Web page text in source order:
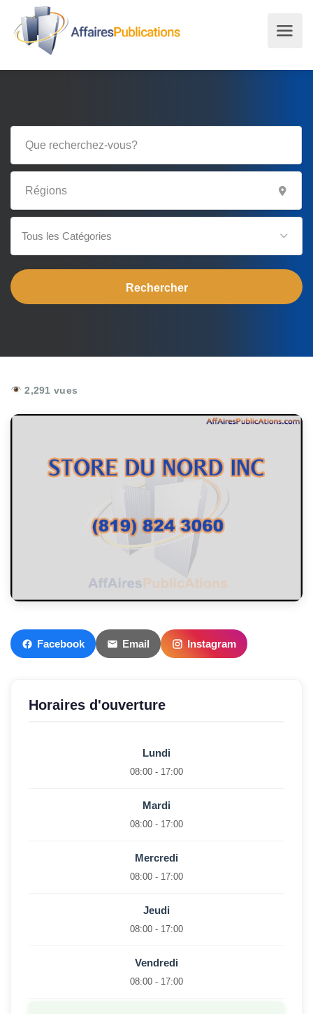
Tous les Catégories
2,291 vues
Facebook Email Instagram
Horaires d'ouverture
Lundi
08:00 - 17:00
Mardi
08:00 - 17:00
Mercredi
08:00 - 17:00
Jeudi
08:00 - 17:00
Vendredi
08:00 - 17:00